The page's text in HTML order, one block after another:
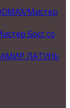
Мистер
Босс со
ЛАТУНЬ